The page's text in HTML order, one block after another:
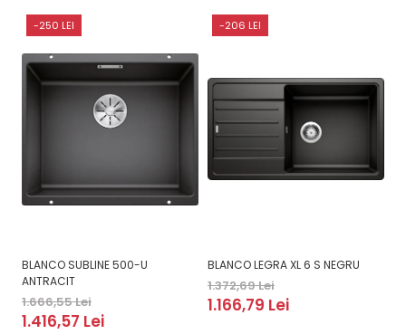
-250 LEI
BLANCO SUBLINE 500-U
ANTRACIT
1.666,55 Lei
1.416,57 Lei
-206 LEI
BLANCO LEGRA XL 6 S NEGRU
1.372,69 Lei
1.166,79 Lei